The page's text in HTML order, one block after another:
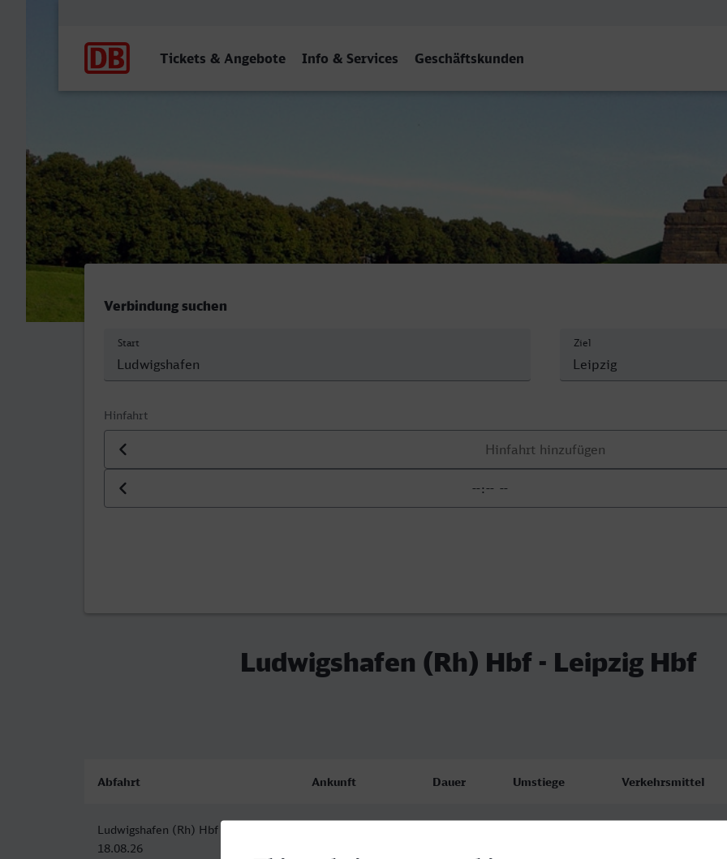
Tickets & Angebote Info & Services Geschäftskunden
Verbindung suchen
Start Ziel
Hinfahrt
Datum der Hinfahrt
Uhrzeit der Hinfahrt
Ludwigshafen (Rh) Hbf - Leipzig Hbf
Abfahrt Ankunft Dauer Umstiege Verkehrsmittel
Ludwigshafen (Rh) Hbf
18.08.26